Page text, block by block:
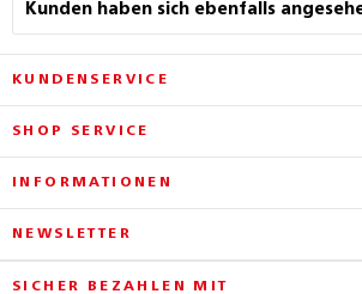
Kunden haben sich ebenfalls
KUNDENSERVICE
SHOP SERVICE
INFORMATIONEN
NEWSLETTER
SICHER BEZAHLEN MIT